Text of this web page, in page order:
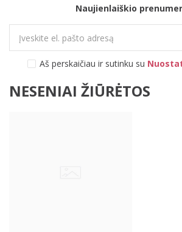
Naujienlaiškio
Aš perskaičiau ir sutinku su
NESENIAI ŽIŪRĖTOS